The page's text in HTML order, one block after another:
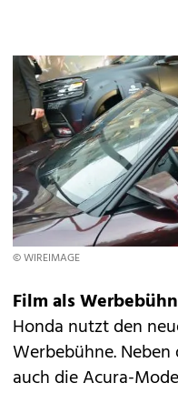
© WIREIMAGE
Film als
Honda nutzt den
Werbebühne.
auch die Acura-